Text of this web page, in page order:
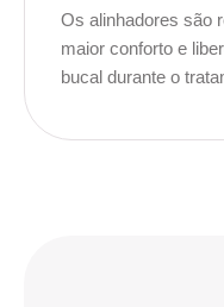
Os alinhadores são
maior conforto e
bucal durante o